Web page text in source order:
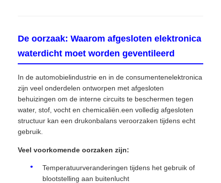
De oorzaak: Waarom afgesloten elektronica
waterdicht moet worden geventileerd
In de automobielindustrie en in de consumentenelektronica
zijn veel onderdelen ontworpen met afgesloten
behuizingen om de interne circuits te beschermen tegen
water, stof, vocht en chemicaliën.een volledig afgesloten
structuur kan een drukonbalans veroorzaken tijdens echt
gebruik.
Veel voorkomende oorzaken zijn:
Temperatuurveranderingen tijdens het gebruik of
blootstelling aan buitenlucht